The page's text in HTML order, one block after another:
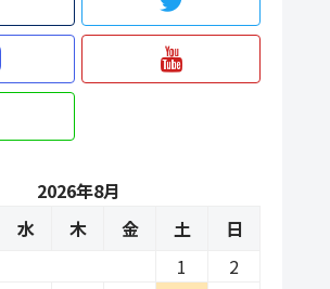
2026年8月
水 木 金 土
日
1
2